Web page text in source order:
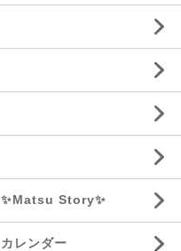
✨Matsu Story✨
レンダー